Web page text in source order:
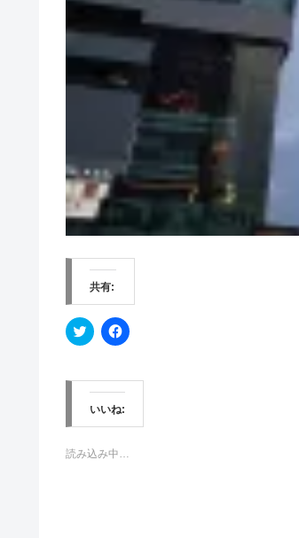
共有:
ク
リ
て
T
w
t
e
F
a
o
o
k
共
す
いいね:
読み込み中…